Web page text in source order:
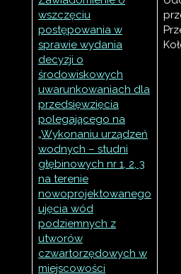
wszczęciu
postępowania w
sprawie wydania
decyzji o
środowiskowych
uwarunkowaniach dla
przedsięwzięcia
polegającego na
„Wykonaniu urządzeń
wodnych – studni
głębinowych nr 1, 2, 3
na terenie
nowoprojektowanego
ujęcia wód
podziemnych z
utworów
czwartorzędowych w
miejscowości